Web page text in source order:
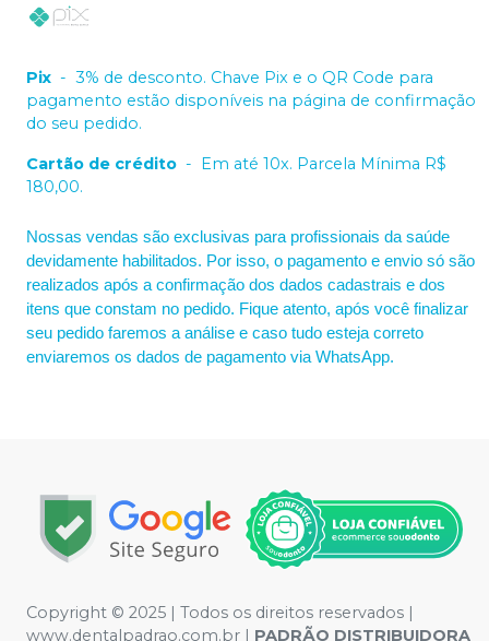
Pix - 3% de desconto. Chave Pix e o QR Code para
pagamento estão disponíveis na página de confirmação
do seu pedido.
Cartão de crédito - Em até 10x. Parcela Mínima R$
180,00.
Nossas vendas são exclusivas para profissionais da saúde
devidamente habilitados. Por isso, o pagamento e envio só são
realizados após a confirmação dos dados cadastrais e dos
itens que constam no pedido. Fique atento, após você finalizar
seu pedido faremos a análise e caso tudo esteja correto
enviaremos os dados de pagamento via WhatsApp.
Copyright © 2025 | Todos os direitos reservados |
www.dentalpadrao.com.br | PADRÃO DISTRIBUIDORA